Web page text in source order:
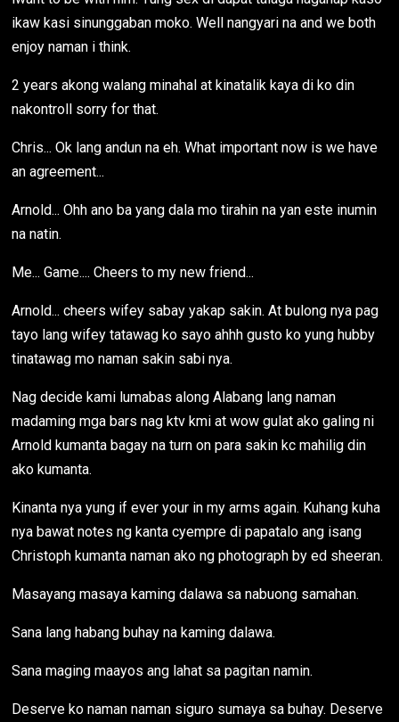
ikaw kasi sinunggaban moko. Well nangyari na and we both
enjoy naman i think.
2 years akong walang minahal at kinatalik kaya di ko din
nakontroll sorry for that.
Chris... Ok lang andun na eh. What important now is we have
an agreement...
Arnold... Ohh ano ba yang dala mo tirahin na yan este inumin
na natin.
Me... Game.... Cheers to my new friend...
Arnold... cheers wifey sabay yakap sakin. At bulong nya pag
tayo lang wifey tatawag ko sayo ahhh gusto ko yung hubby
tinatawag mo naman sakin sabi nya.
Nag decide kami lumabas along Alabang lang naman
madaming mga bars nag ktv kmi at wow gulat ako galing ni
Arnold kumanta bagay na turn on para sakin kc mahilig din
ako kumanta.
Kinanta nya yung if ever your in my arms again. Kuhang kuha
nya bawat notes ng kanta cyempre di papatalo ang isang
Christoph kumanta naman ako ng photograph by ed sheeran.
Masayang masaya kaming dalawa sa nabuong samahan.
Sana lang habang buhay na kaming dalawa.
Sana maging maayos ang lahat sa pagitan namin.
Deserve ko naman naman siguro sumaya sa buhay. Deserve